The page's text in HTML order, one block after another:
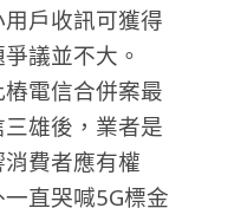
戶收訊可獲得
議並不大。
電信合併案最
雄後，業者是
費者應有權
直哭喊5G標金